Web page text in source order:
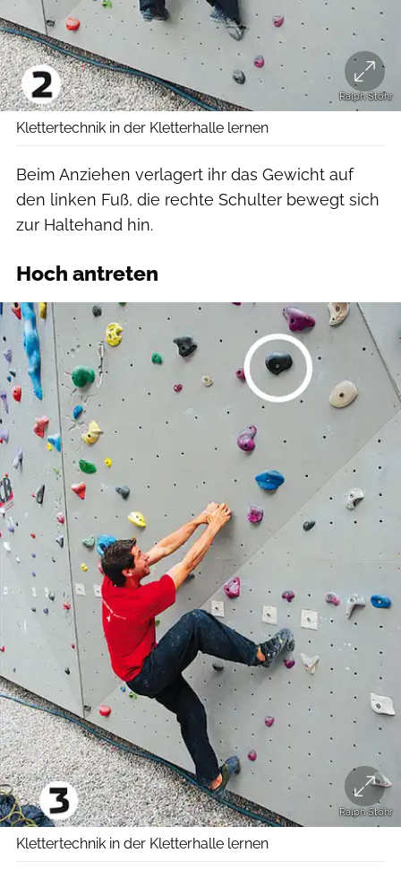
Ralph Stöhr
Klettertechnik in der Kletterhalle lernen
Beim Anziehen verlagert ihr das Gewicht auf
den linken Fuß, die rechte Schulter bewegt sich
zur Haltehand hin.
Hoch antreten
Ralph Stöhr
Klettertechnik in der Kletterhalle lernen